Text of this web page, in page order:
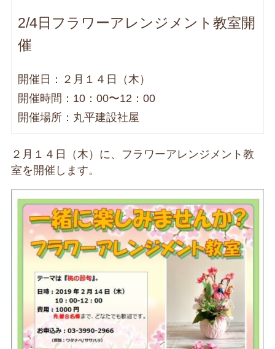
2/4日フラワーアレンジメント教室開
催
開催日：２月１４日（木）
開催時間：10：00〜12：00
開催場所：丸平建設社屋
２月１４日（木）に、フラワーアレンジメント教
室を開催します。